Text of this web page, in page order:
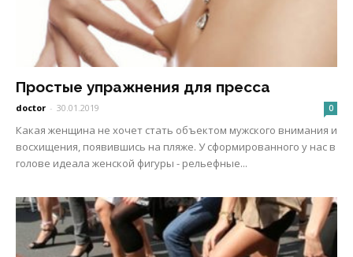
Простые упражнения для пресса
doctor - 30.01.2019 0
Какая женщина не хочет стать объектом мужского внимания и
восхищения, появившись на пляже. У сформированного у нас в
голове идеала женской фигуры - рельефные...